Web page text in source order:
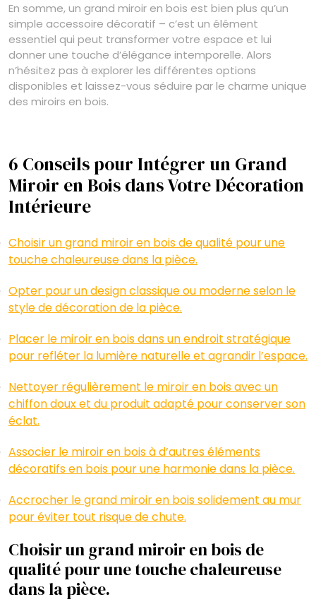
En somme, un grand miroir en bois est bien plus qu’un
simple accessoire décoratif – c’est un élément
essentiel qui peut transformer votre espace et lui
donner une touche d’élégance intemporelle. Alors
n’hésitez pas à explorer les différentes options
disponibles et laissez-vous séduire par le charme unique
des miroirs en bois.
6 Conseils pour Intégrer un Grand
Miroir en Bois dans Votre Décoration
Intérieure
Choisir un grand miroir en bois de qualité pour une
touche chaleureuse dans la pièce.
Opter pour un design classique ou moderne selon le
style de décoration de la pièce.
Placer le miroir en bois dans un endroit stratégique
pour refléter la lumière naturelle et agrandir l’espace.
Nettoyer régulièrement le miroir en bois avec un
chiffon doux et du produit adapté pour conserver son
éclat.
Associer le miroir en bois à d’autres éléments
décoratifs en bois pour une harmonie dans la pièce.
Accrocher le grand miroir en bois solidement au mur
pour éviter tout risque de chute.
Choisir un grand miroir en bois de
qualité pour une touche chaleureuse
dans la pièce.